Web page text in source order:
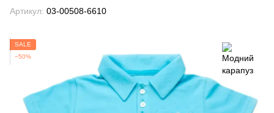
Артикул: 03-00508-6610
SALE
−50%